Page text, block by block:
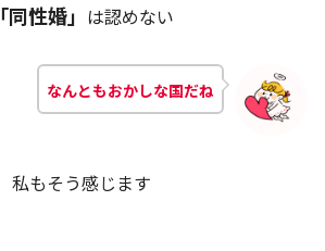
「同性婚」 は認めない
なんともおかしな国だね
私もそう感じます